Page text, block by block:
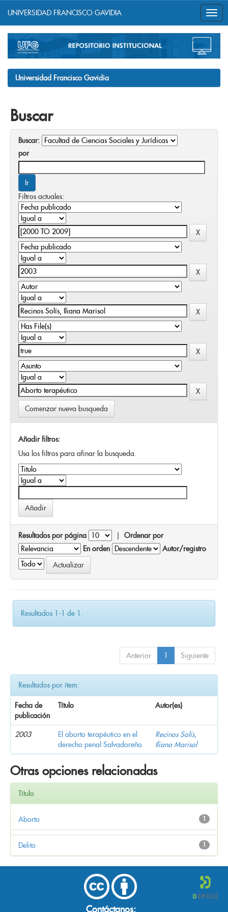
navigation
UNIVERSIDAD FRANCISCO GAVIDIA
Universidad Francisco Gavidia
Buscar
Buscar:
por
Filtros actuales:
Comenzar nueva busqueda
Añadir filtros:
Usa los filtros para afinar la busqueda.
Resultados por página | Ordenar por
En orden
Autor/registro
Resultados 1-1 de 1.
Anterior 1 Siguiente
Resultados por ítem:
Fecha de
publicación
Título Autor(es)
2003
El aborto terapéutico en el
derecho penal Salvadoreño
Recinos Solís,
Iliana Marisol
Otras opciones relacionadas
Título
1
Aborto
1
Delito
Contáctanos: